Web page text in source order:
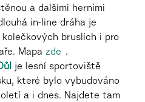
a dalšími herními
in-line dráha je
kolečkových bruslích i pro
Mapa zde .
je lesní sportoviště
které bylo vybudováno
a i dnes. Najdete tam